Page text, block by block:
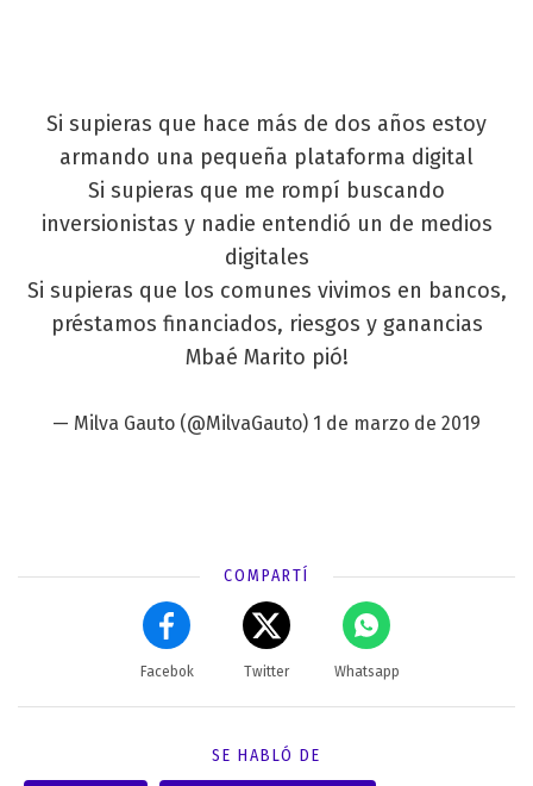
Si supieras que hace más de dos años estoy
armando una pequeña plataforma digital
Si supieras que me rompí buscando
inversionistas y nadie entendió un de medios
digitales
Si supieras que los comunes vivimos en bancos,
préstamos financiados, riesgos y ganancias
Mbaé Marito pió!
— Milva Gauto (@MilvaGauto) 1 de marzo de 2019
COMPARTÍ
Facebok Twitter Whatsapp
SE HABLÓ DE